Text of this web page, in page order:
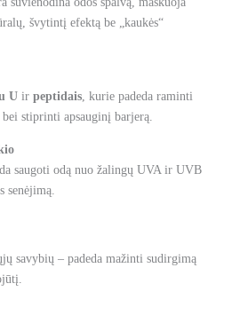
švytintį efektą be „kaukės“
U ir peptidais, kurie padeda raminti
stiprinti apsauginį barjerą.
saugoti odą nuo žalingų UVA ir UVB
senėjimą.
savybių – padeda mažinti sudirgimą